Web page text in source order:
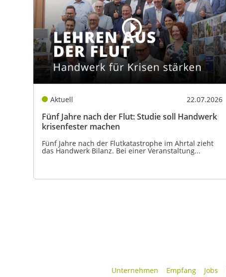
Aktuell 22.07.2026
Fünf Jahre nach der Flut: Studie soll Handwerk
krisenfester machen
Fünf Jahre nach der Flutkatastrophe im Ahrtal zieht
das Handwerk Bilanz. Bei einer Veranstaltung...
Unternehmen Empfang Jobs